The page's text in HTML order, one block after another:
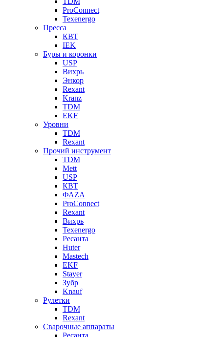
ProConnect
Texenergo
Пресса
КВТ
IEK
Буры и коронки
USP
Вихрь
Энкор
Rexant
Kranz
TDM
EKF
Уровни
TDM
Rexant
Прочий инструмент
TDM
Mett
USP
КВТ
ФАZА
ProConnect
Rexant
Вихрь
Texenergo
Ресанта
Huter
Mastech
EKF
Stayer
Зубр
Knauf
Рулетки
TDM
Rexant
Сварочные аппараты
Ресанта